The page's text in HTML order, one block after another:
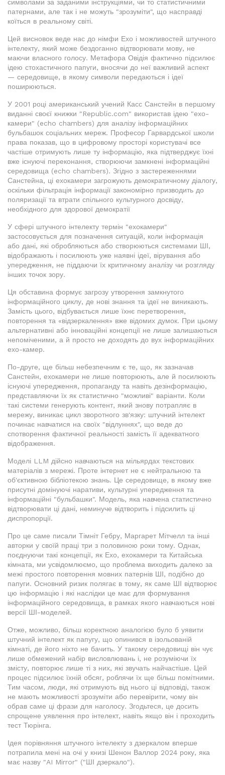
символами за заданими інструкціями, чи то статистичними
патернами, але так і не можуть "зрозуміти", що насправді
коїться в реальному світі.
Цей висновок веде нас до німфи Ехо і можливостей штучного
інтелекту, який може бездоганно відтворювати мову, не
маючи власного голосу. Метафора Овідія фактично підсилює
ідею стохастичного папуги, вносячи до неї важливий аспект
— середовище, в якому символи передаються і ідеї
поширюються.
У 2001 році американський учений Касс Санстейн в першому
виданні своєї книжки "Republic.com" використав ідею "ехо-
камери" (echo chambers) для аналізу інформаційних
бульбашок соціальних мереж. Професор Гарвардської школи
права показав, що в цифровому просторі користувачі все
частіше отримують лише ту інформацію, яка підтверджує їхні
вже існуючі переконання, створюючи замкнені інформаційні
середовища (echo chambers). Згідно з застереженнями
Санстейна, ці ехокамери загрожують демократичному діалогу,
оскільки фільтрація інформації закономірно призводить до
поляризації та втрати спільного культурного досвіду,
необхідного для здорової демократії
У сфері штучного інтелекту термін "ехокамери"
застосовується для позначення ситуацій, коли інформація
або дані, які обробляються або створюються системами ШІ,
відображають і посилюють уже наявні ідеї, вірування або
упередження, не піддаючи їх критичному аналізу чи розгляду
інших точок зору.
Ця обставина формує загрозу утворення замкнутого
інформаційного циклу, де нові знання та ідеї не виникають.
Замість цього, відбувається лише їхнє перетворення,
повторення та «відзеркалення» вже відомих думок. При цьому
альтернативні або інноваційні концепції не лише залишаються
непоміченими, а й просто не доходять до вух інформаційних
ехо-камер.
По-друге, ще більш небезпечним є те, що, як зазначав
Санстейн, ехокамери не лише повторюють, але й посилюють
існуючі упередження, пропаганду та навіть дезінформацію,
представляючи їх як статистично "можливі" варіанти. Коли
такі системи генерують контент, який знову потрапляє в
мережу, виникає цикл зворотного зв'язку: штучний інтелект
починає навчатися на своїх "відлуннях", що веде до
спотворення фактичної реальності замість її адекватного
відображення.
Моделі LLM дійсно навчаються на мільярдах текстових
матеріалів з мережі. Проте інтернет не є нейтральною та
об'єктивною бібліотекою знань. Це середовище, в якому вже
присутні домінуючі наративи, культурні упередження та
інформаційні "бульбашки". Модель, яка навчена статистично
відтворювати ці дані, неминуче відтворить і підсилить ці
диспропорції.
Про це саме писали Тімніт Гебру, Маргарет Мітчелл та інші
авторки у своїй праці три з половиною роки тому. Однак,
поєднуючи такі концепції, як Ехо, ехокамери та Китайська
кімната, ми усвідомлюємо, що проблема виходить далеко за
межі простого повторення мовних патернів ШІ, подібно до
папуги. Основний ризик полягає в тому, як саме ШІ відтворює
цю інформацію і які наслідки це має для формування
інформаційного середовища, в рамках якого навчаються нові
версії ШІ-моделей.
Отже, можливо, більш коректною аналогією було б уявити
штучний інтелект як папугу, що опинився в ізольованій
кімнаті, де його ніхто не бачить. У такому середовищі він чує
лише обмежений набір висловлювань і, не розуміючи їх
змісту, повторює лише ті з них, які звучать найчастіше. Цей
процес підсилює їхній обсяг, роблячи їх ще більш помітними.
Тим часом, люди, які отримують від нього ці відповіді, також
не мають можливості зрозуміти або перевірити, чому він
обрав саме ці фрази для наголосу. Згодьтеся, це досить
спрощене уявлення про інтелект, навіть якщо він і проходить
тест Тюрінга.
Ідея порівняння штучного інтелекту з дзеркалом вперше
потрапила мені на очі у книзі Шенон Валлор 2024 року, яка
має назву "AI Mirror" ("ШІ дзеркало").